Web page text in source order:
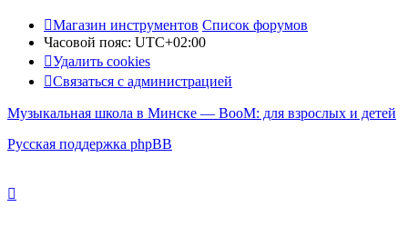
Магазин инструментов Список форумов
Часовой пояс: UTC+02:00
Удалить cookies
Связаться с администрацией
Музыкальная школа в Минске — BooM: для взрослых и детей
Русская поддержка phpBB